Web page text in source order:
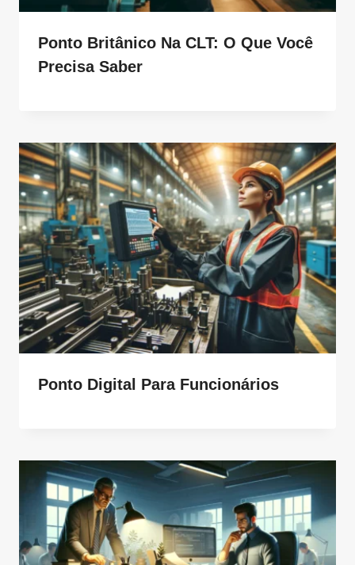
Ponto Britânico Na CLT: O Que Você
Precisa Saber
Ponto Digital Para Funcionários